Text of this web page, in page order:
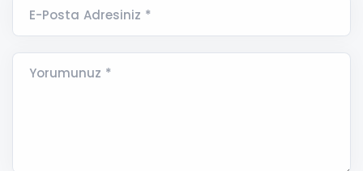
E-Posta Adresiniz *
Yorumunuz *